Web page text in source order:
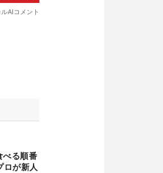
べる順番
ロが新人